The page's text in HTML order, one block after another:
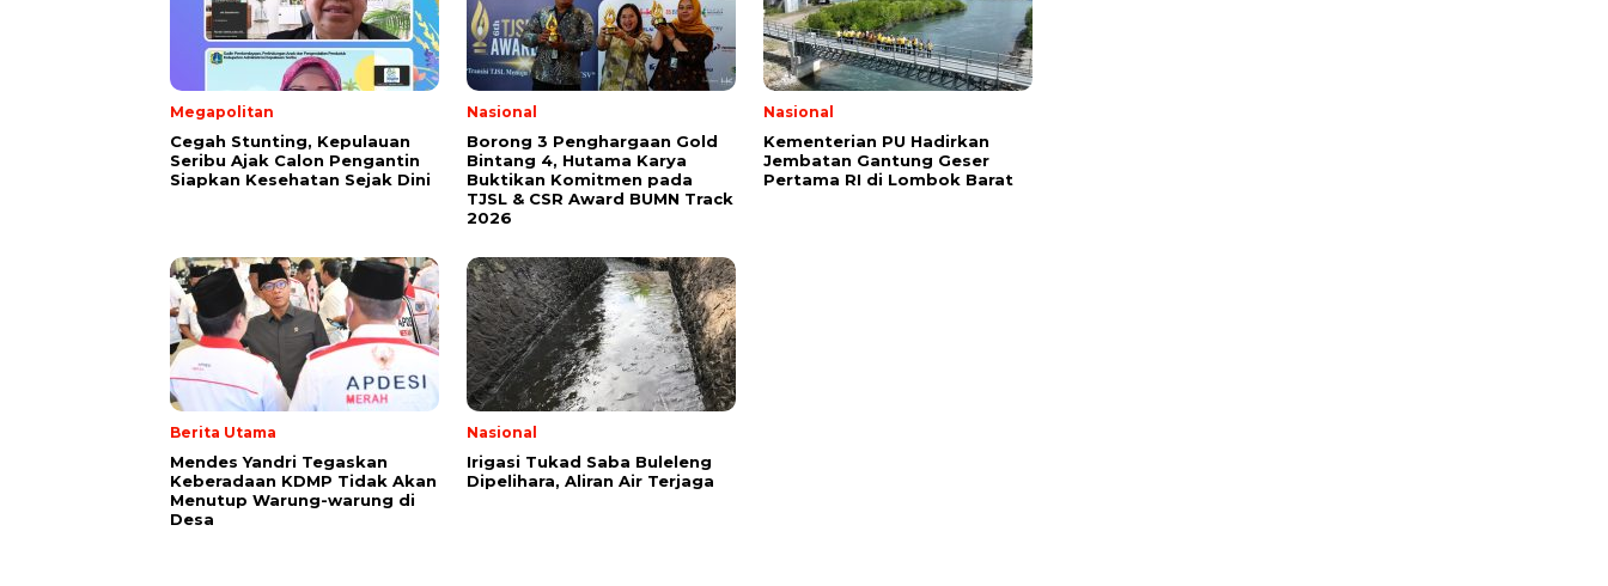
Megapolitan
Cegah Stunting, Kepulauan
Seribu Ajak Calon Pengantin
Siapkan Kesehatan Sejak Dini
Nasional
Borong 3 Penghargaan Gold
Bintang 4, Hutama Karya
Buktikan Komitmen pada
TJSL & CSR Award BUMN Track
2026
Nasional
Kementerian PU Hadirkan
Jembatan Gantung Geser
Pertama RI di Lombok Barat
Berita Utama
Mendes Yandri Tegaskan
Keberadaan KDMP Tidak Akan
Menutup Warung-warung di
Desa
Nasional
Irigasi Tukad Saba Buleleng
Dipelihara, Aliran Air Terjaga